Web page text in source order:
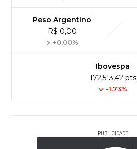
Peso Argentino
R$ 0,00
+0,00%
Ibovespa
172,513,42 pts
-1.73%
PUBLICIDADE